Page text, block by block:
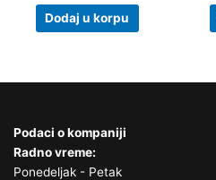
Dodaj u korpu
Podaci o kompaniji
Radno vreme:
Ponedeljak - Petak